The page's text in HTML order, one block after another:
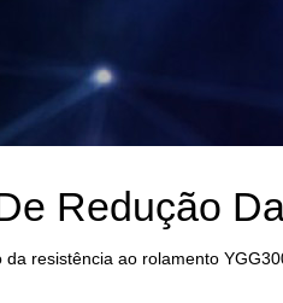
Redução
resistência ao rolamento